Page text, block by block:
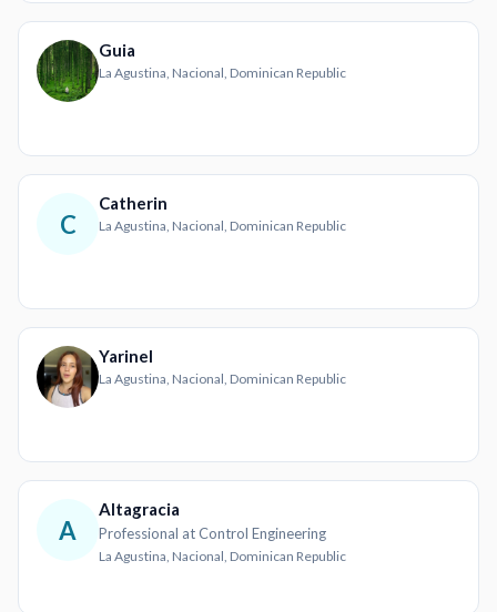
Guia
La Agustina, Nacional, Dominican Republic
C
Catherin
La Agustina, Nacional, Dominican Republic
Yarinel
La Agustina, Nacional, Dominican Republic
A
Altagracia
Professional at Control Engineering
La Agustina, Nacional, Dominican Republic